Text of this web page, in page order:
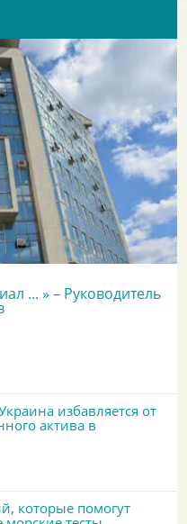
... » – Руководитель
избавляется от
актива в
которые помогут